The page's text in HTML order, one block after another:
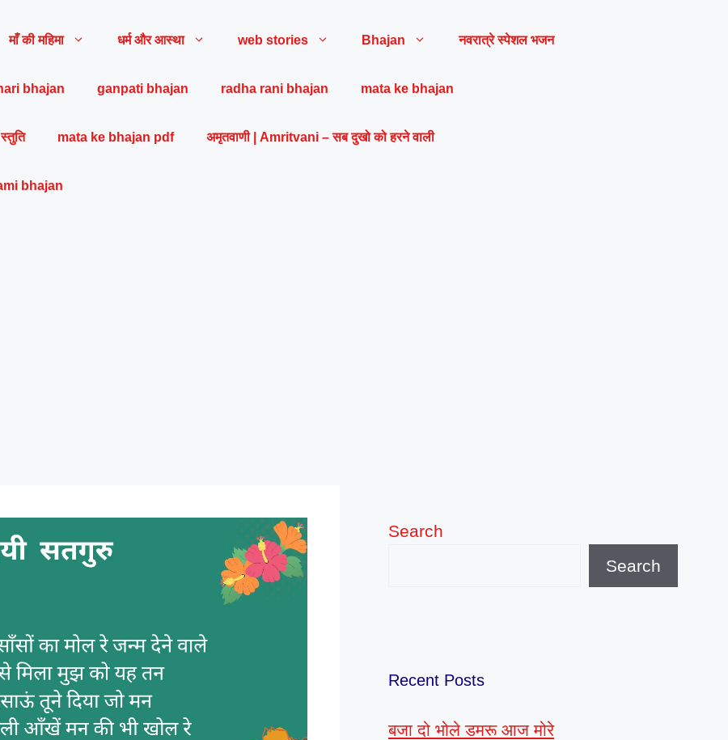
माँ की महिमा धर्म और आस्था web stories Bhajan नवरात्रे स्पेशल भजन
bhajan ganpati bhajan radha rani bhajan mata ke bhajan
mata ke bhajan pdf अमृतवाणी | Amritvani – सब दुखो को हरने वाली
bhajan
Search
Search
Recent Posts
बजा दो भोले डमरू आज मोरे